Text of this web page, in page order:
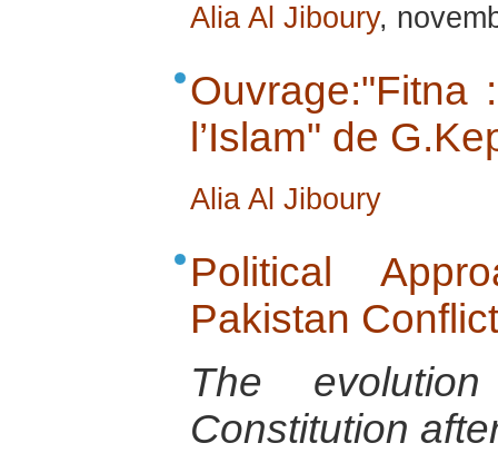
Alia Al Jiboury,
Ouvrage:"Fitna
l’Islam" de
Alia Al Jiboury
Political
Pakistan Conflict
The
Constitution